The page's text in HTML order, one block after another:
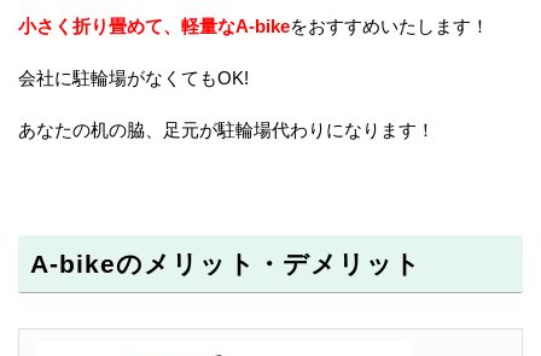
小さく折り畳めて、軽量なA-bikeをおすすめいたします！
会社に駐輪場がなくてもOK!
あなたの机の脇、足元が駐輪場代わりになります！
A-bikeのメリット・デメリット